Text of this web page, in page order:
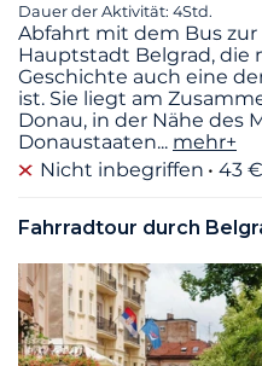
Dauer der Aktivität: 4Std.
Abfahrt mit dem Bus
Hauptstadt Belgrad, die
Geschichte auch eine
ist. Sie liegt am
Donau, in der Nähe des
Donaustaaten... mehr+
Nicht inbegriffen
43
Fahrradtour durch